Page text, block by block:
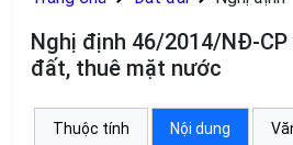
Nghị định 46/2014/NĐ-
đất, thuê mặt nước
Thuộc tính Nội dung